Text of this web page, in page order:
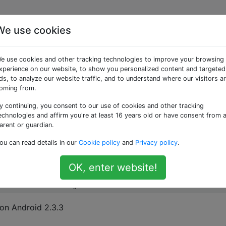
di testo
si sta comportando in modo piuttosto strano:
testo da un amico e si risponde immediatamente, in
di testo sia uguale al tempo della mia risposta, la mia
di testo ricevuto.
good, when do you want to eat?
Android 2.3.3
use cookies
use cookies and other tracking technologies to improve your browsing
on our website, to show you personalized content and targeted
to analyze our website traffic, and to understand where our visitors
from.
continuing, you consent to our use of cookies and other tracking
and affirm you're at least 16 years old or have consent from a
or guardian.
can read details in our Cookie policy and Privacy policy.
OK, enter website!